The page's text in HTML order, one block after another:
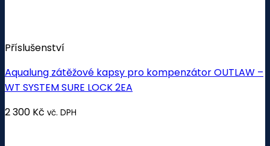
Příslušenství
Aqualung zátěžové kapsy pro kompenzátor OUTLAW –
WT SYSTEM SURE LOCK 2EA
2 300 Kč vč. DPH